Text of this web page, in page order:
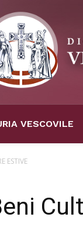
VESCOVILE
ESTIVE